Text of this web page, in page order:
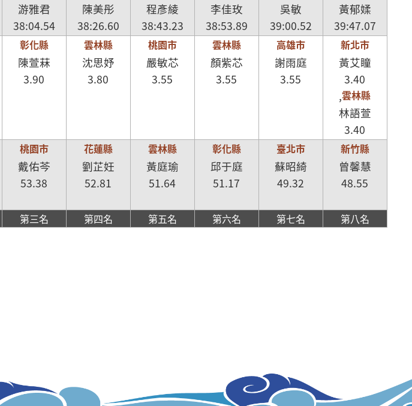
游雅君
38:04.54
陳美彤
38:26.60
程彥綾
38:43.23
李佳玫
38:53.89
吳敏
39:00.52
黃郁媃
39:47.07
彰化縣
陳萱菻
3.90
雲林縣
沈思妤
3.80
桃園市
嚴敏芯
3.55
雲林縣
顏紫芯
3.55
高雄市
謝雨庭
3.55
新北市
黃艾瞳
3.40
,雲林縣
林語萱
3.40
桃園市
戴佑芩
53.38
花蓮縣
劉芷妊
52.81
雲林縣
黃庭瑜
51.64
彰化縣
邱于庭
51.17
臺北市
蘇昭綺
49.32
新竹縣
曾馨慧
48.55
第三名 第四名 第五名 第六名 第七名 第八名